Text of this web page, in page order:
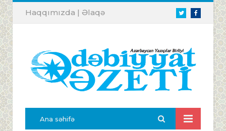
TwitterFacebook
Haqqımızda | Əlaqə
Ana səhifə